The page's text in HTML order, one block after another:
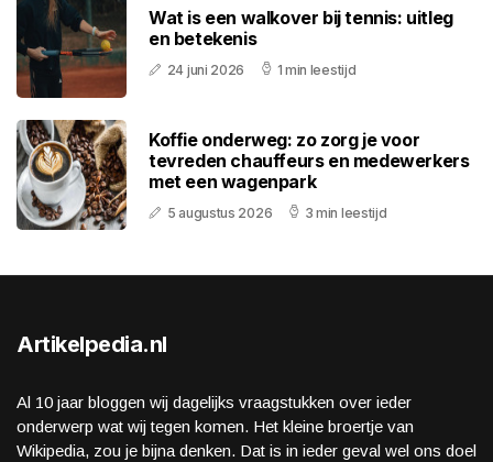
Wat is een walkover bij tennis: uitleg
en betekenis
24 juni 2026 1 min leestijd
Koffie onderweg: zo zorg je voor
tevreden chauffeurs en medewerkers
met een wagenpark
5 augustus 2026 3 min leestijd
Artikelpedia.nl
Al 10 jaar bloggen wij dagelijks vraagstukken over ieder
onderwerp wat wij tegen komen. Het kleine broertje van
Wikipedia, zou je bijna denken. Dat is in ieder geval wel ons doel